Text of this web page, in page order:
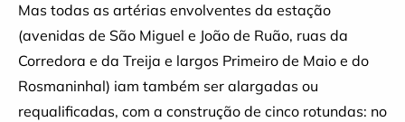
Mas todas as artérias envolventes da estação
(avenidas de São Miguel e João de Ruão, ruas da
Corredora e da Treija e largos Primeiro de Maio e do
Rosmaninhal) iam também ser alargadas ou
requalificadas, com a construção de cinco rotundas: no